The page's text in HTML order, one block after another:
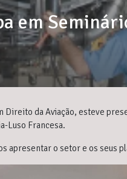
em
Direito da Aviação, esteve
Luso Francesa.
apresentar o setor e os seus